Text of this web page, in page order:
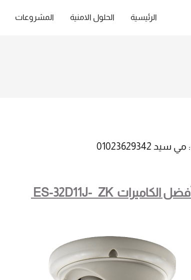
الرئيسية الحلول الامنية المشروعات
أفضل الكاميرات ES-32D11J- ZK